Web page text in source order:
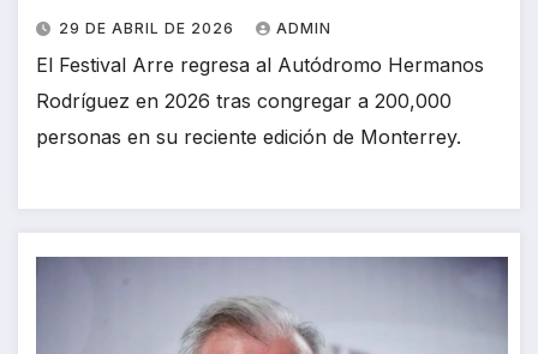
29 DE ABRIL DE 2026 ADMIN
El Festival Arre regresa al Autódromo Hermanos
Rodríguez en 2026 tras congregar a 200,000
personas en su reciente edición de Monterrey.